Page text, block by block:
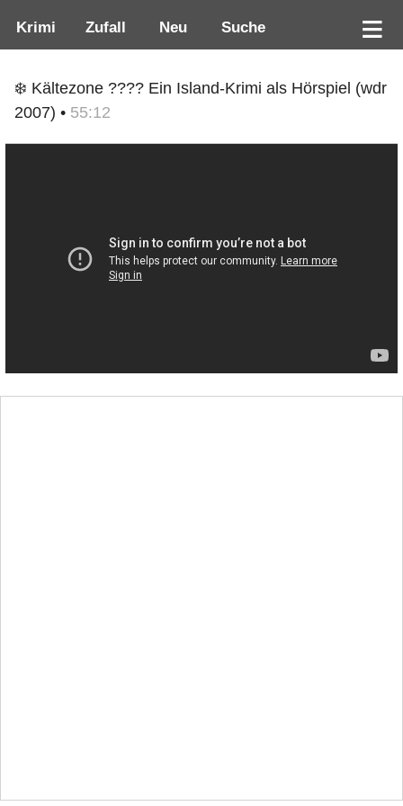
Krimi Zufall Neu Suche
❄️ Kältezone ???? Ein Island-Krimi als Hörspiel (wdr
2007) • 55:12